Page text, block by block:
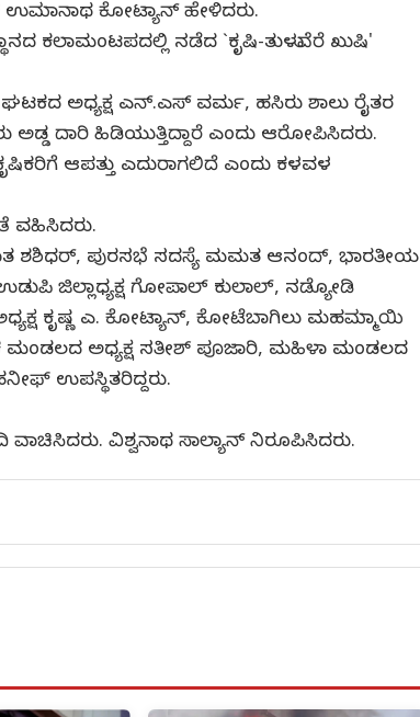
ಉಮಾನಾಥ ಕೋಟ್ಯಾನ್ ಹೇಳಿದರು.
ಕಲಾಮಂಟಪದಲ್ಲಿ ನಡೆದ `ಕೃಷಿ-ತುಳುವೆರೆ ಖುಷಿ'
ಅಧ್ಯಕ್ಷ ಎನ್.ಎಸ್ ವರ್ಮ, ಹಸಿರು ಶಾಲು ರೈತರ
ಅಡ್ಡ ದಾರಿ ಹಿಡಿಯುತ್ತಿದ್ದಾರೆ ಎಂದು ಆರೋಪಿಸಿದರು.
ಆಪತ್ತು ಎದುರಾಗಲಿದೆ ಎಂದು ಕಳವಳ
ವಹಿಸಿದರು.
ಶಶಿಧರ್, ಪುರಸಭೆ ಸದಸ್ಯೆ ಮಮತ ಆನಂದ್, ಭಾರತೀಯ
ಜಿಲ್ಲಾಧ್ಯಕ್ಷ ಗೋಪಾಲ್ ಕುಲಾಲ್, ನಡ್ಯೋಡಿ
ಕೃಷ್ಣ ಎ. ಕೋಟ್ಯಾನ್, ಕೋಟೆಬಾಗಿಲು ಮಹಮ್ಮಾಯಿ
ಮಂಡಲದ ಅಧ್ಯಕ್ಷ ಸತೀಶ್ ಪೂಜಾರಿ, ಮಹಿಳಾ ಮಂಡಲದ
ಉಪಸ್ಥಿತರಿದ್ದರು.
ವಿಶ್ವನಾಥ ಸಾಲ್ಯಾನ್ ನಿರೂಪಿಸಿದರು.